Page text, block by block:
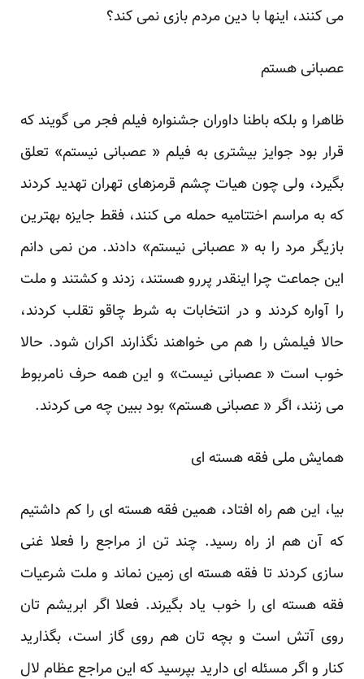
می کنند، اینها با دین مردم بازی نمی کند؟
عصبانی هستم
ظاهرا و بلکه باطنا داوران جشنواره فیلم فجر می گویند که
قرار بود جوایز بیشتری به فیلم « عصبانی نیستم» تعلق
بگیرد، ولی چون هیات چشم قرمزهای تهران تهدید کردند
که به مراسم اختتامیه حمله می کنند، فقط جایزه بهترین
بازیگر مرد را به « عصبانی نیستم» دادند. من نمی دانم
این جماعت چرا اینقدر پررو هستند، زدند و کشتند و ملت
را آواره کردند و در انتخابات به شرط چاقو تقلب کردند،
حالا فیلمش را هم می خواهند نگذارند اکران شود. حالا
خوب است « عصبانی نیست» و این همه حرف نامربوط
می زنند، اگر « عصبانی هستم» بود ببین چه می کردند.
همایش ملی فقه هسته ای
بیا، این هم راه افتاد، همین فقه هسته ای را کم داشتیم
که آن هم از راه رسید. چند تن از مراجع را فعلا غنی
سازی کردند تا فقه هسته ای زمین نماند و ملت شرعیات
فقه هسته ای را خوب یاد بگیرند. فعلا اگر ابریشم تان
روی آتش است و بچه تان هم روی گاز است، بگذارید
کنار و اگر مسئله ای دارید بپرسید که این مراجع عظام لال